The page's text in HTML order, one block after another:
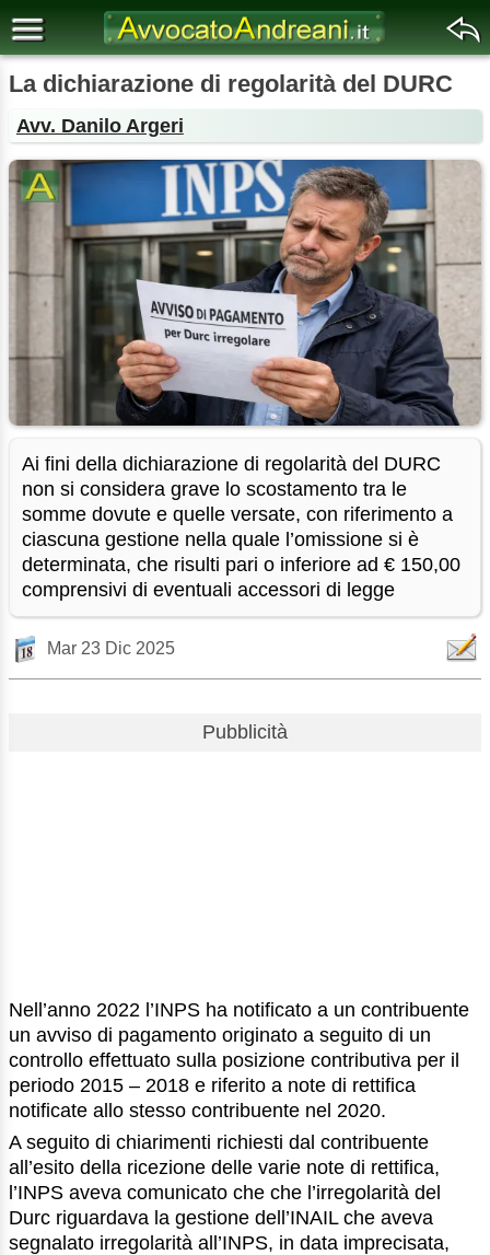
La dichiarazione di regolarità del DURC
Avv. Danilo Argeri
Ai fini della dichiarazione di regolarità del DURC
non si considera grave lo scostamento tra le
somme dovute e quelle versate, con riferimento a
ciascuna gestione nella quale l’omissione si è
determinata, che risulti pari o inferiore ad € 150,00
comprensivi di eventuali accessori di legge
Mar 23 Dic 2025
Pubblicità
Nell’anno 2022 l’INPS ha notificato a un contribuente
un avviso di pagamento originato a seguito di un
controllo effettuato sulla posizione contributiva per il
periodo 2015 – 2018 e riferito a note di rettifica
notificate allo stesso contribuente nel 2020.
A seguito di chiarimenti richiesti dal contribuente
all’esito della ricezione delle varie note di rettifica,
l’INPS aveva comunicato che che l’irregolarità del
Durc riguardava la gestione dell’INAIL che aveva
segnalato irregolarità all’INPS, in data imprecisata,